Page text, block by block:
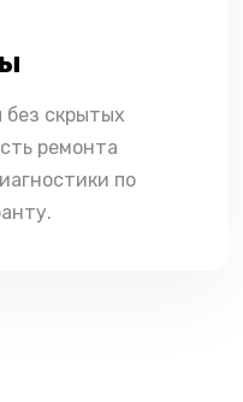
скрытых
ремонта
по